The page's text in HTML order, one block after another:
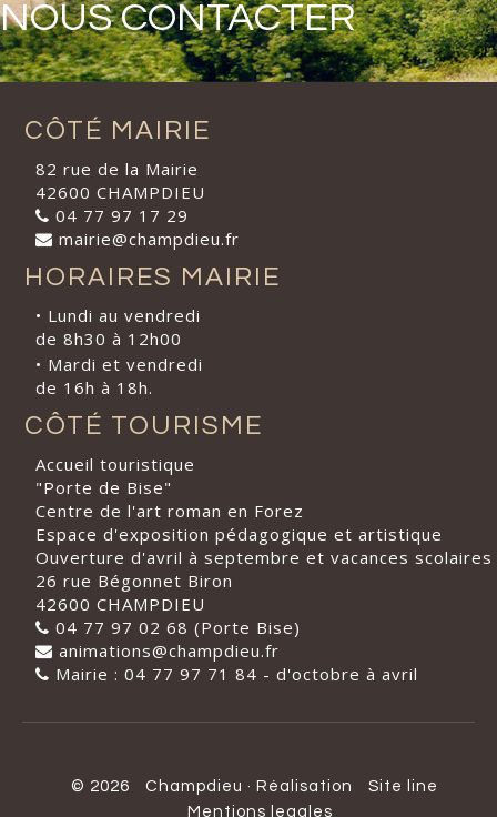
NOUS CONTACTER
CÔTÉ MAIRIE
82 rue de la Mairie
42600 CHAMPDIEU
04 77 97 17 29
mairie@champdieu.fr
HORAIRES MAIRIE
• Lundi au vendredi
de 8h30 à 12h00
• Mardi et vendredi
de 16h à 18h.
CÔTÉ TOURISME
Accueil touristique
"Porte de Bise"
Centre de l'art roman en Forez
Espace d'exposition pédagogique et artistique
Ouverture d'avril à septembre et vacances scolaires
26 rue Bégonnet Biron
42600 CHAMPDIEU
04 77 97 02 68 (Porte Bise)
animations@champdieu.fr
Mairie : 04 77 97 71 84 - d'octobre à avril
© 2026 Champdieu · Réalisation
Site line
Mentions legales